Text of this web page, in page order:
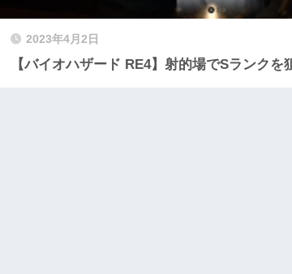
2023年4月2日
【バイオハザード RE4】射的場でSランクを